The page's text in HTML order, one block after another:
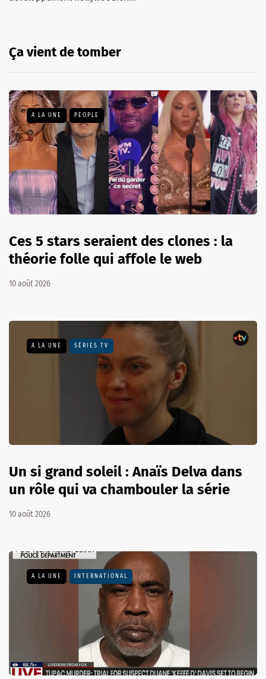
Ça vient de tomber
A LA UNE PEOPLE
Ces 5 stars seraient des clones : la
théorie folle qui affole le web
10 août 2026
A LA UNE SÉRIES TV
Un si grand soleil : Anaïs Delva dans
un rôle qui va chambouler la série
10 août 2026
A LA UNE INTERNATIONAL